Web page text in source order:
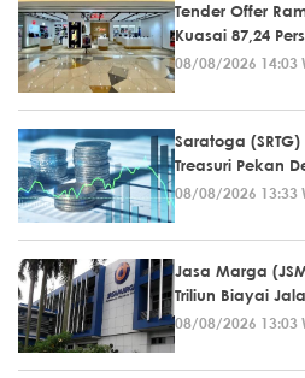
Tender Offer
Kuasai 87,24
08/08/2026 14:03
Saratoga
Treasuri Pekan
08/08/2026 13:33
Jasa Marga
Triliun Biayai
08/08/2026 13:03